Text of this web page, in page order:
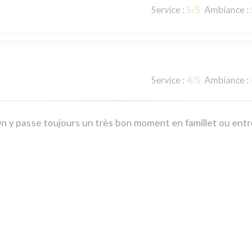
Service : 5/5 Ambiance :
Service : 4/5 Ambiance :
y passe toujours un très bon moment en famillet ou